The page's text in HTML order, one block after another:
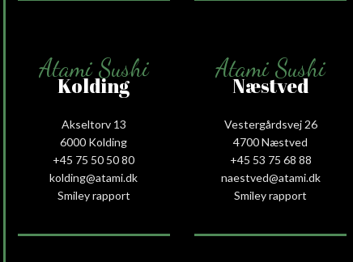
Atami Sushi
Kolding
Akseltorv 13
6000 Kolding
+45 75 50 50 80
kolding@atami.dk
Smiley rapport
Atami Sushi
Næstved
Vestergårdsvej 26
4700 Næstved
+45 53 75 68 88
naestved@atami.dk
Smiley rapport